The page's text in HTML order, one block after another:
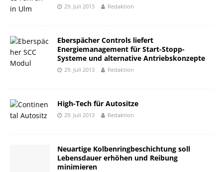
29. Juli 2013 Redaktion
Eberspächer Controls liefert
Energiemanagement für Start-Stopp-
Systeme und alternative Antriebskonzepte
29. Juli 2013 Redaktion
High-Tech für Autositze
29. Juli 2013 Redaktion
Neuartige Kolbenringbeschichtung soll
Lebensdauer erhöhen und Reibung
minimieren